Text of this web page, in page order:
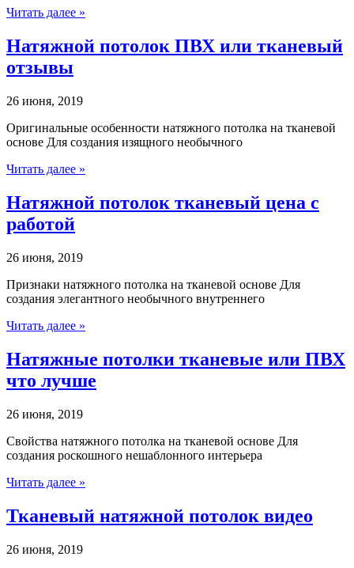
Читать далее »
Натяжной потолок ПВХ или тканевый
отзывы
26 июня, 2019
Оригинальные особенности натяжного потолка на тканевой
основе Для создания изящного необычного
Читать далее »
Натяжной потолок тканевый цена с
работой
26 июня, 2019
Признаки натяжного потолка на тканевой основе Для
создания элегантного необычного внутреннего
Читать далее »
Натяжные потолки тканевые или ПВХ
что лучше
26 июня, 2019
Свойства натяжного потолка на тканевой основе Для
создания роскошного нешаблонного интерьера
Читать далее »
Тканевый натяжной потолок видео
26 июня, 2019